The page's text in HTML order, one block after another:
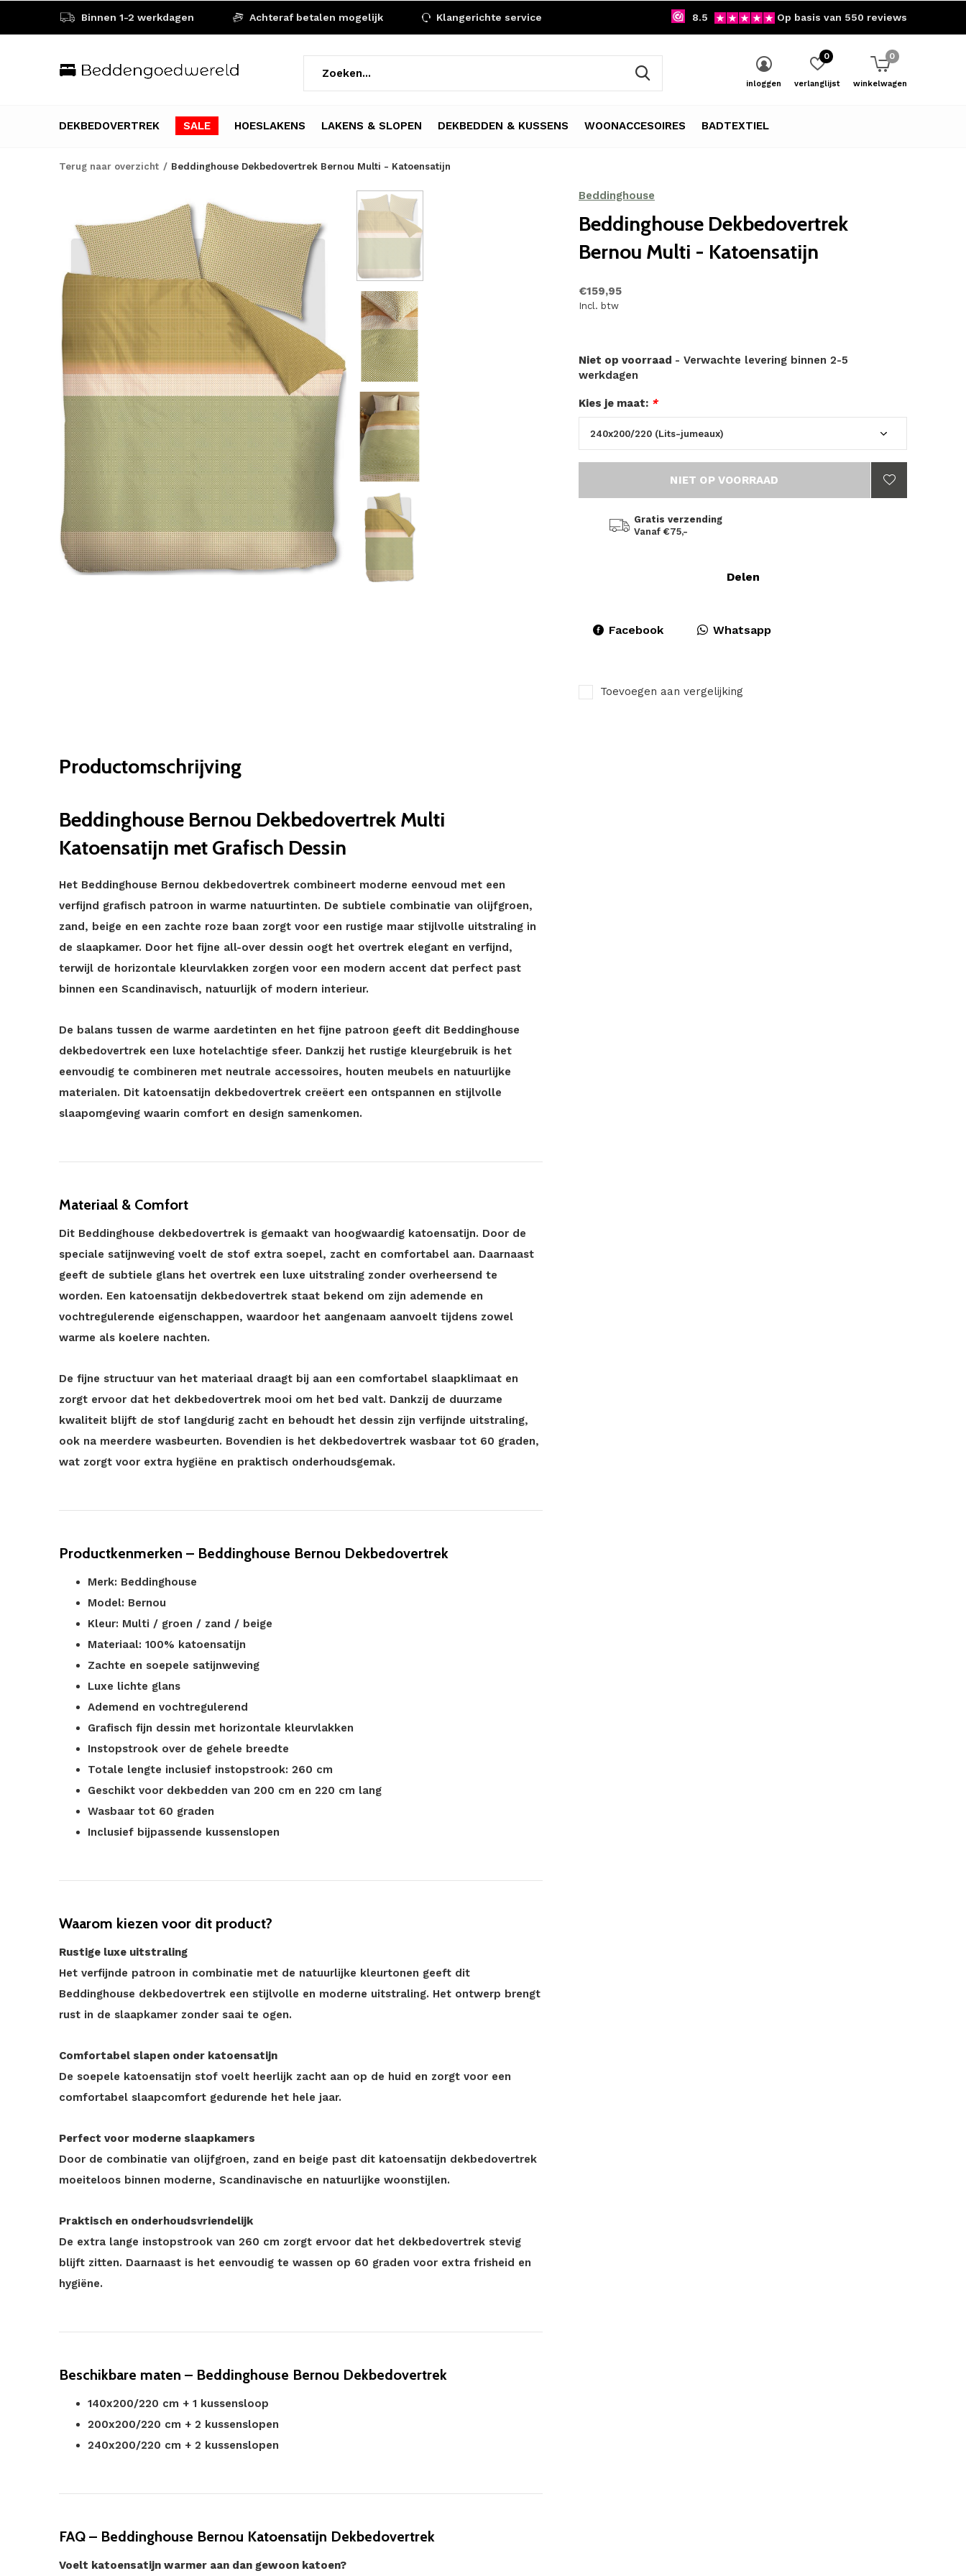
DEKBEDOVERTREK SALE HOESLAKENS LAKENS & SLOPEN DEKBEDDEN & KUSSENS WOONACCESOIRES BADTEXTIEL
inloggen verlanglijst
0
winkelwagen
0
Binnen 1-2 werkdagen Achteraf betalen mogelijk Klangerichte service 8.5 Op basis van 550 reviews
Terug naar overzicht Beddinghouse Dekbedovertrek Bernou Multi - Katoensatijn
Beddinghouse
Beddinghouse Dekbedovertrek
Bernou Multi - Katoensatijn
€159,95
Incl. btw
Niet op voorraad - Verwachte levering binnen 2-5
werkdagen
Kies je maat: *
NIET OP VOORRAAD
Gratis verzending
Vanaf €75,-
Delen
Facebook Whatsapp
Toevoegen aan vergelijking
Productomschrijving
Beddinghouse Bernou Dekbedovertrek Multi
Katoensatijn met Grafisch Dessin
Het Beddinghouse Bernou dekbedovertrek combineert moderne eenvoud met een
verfijnd grafisch patroon in warme natuurtinten. De subtiele combinatie van olijfgroen,
zand, beige en een zachte roze baan zorgt voor een rustige maar stijlvolle uitstraling in
de slaapkamer. Door het fijne all-over dessin oogt het overtrek elegant en verfijnd,
terwijl de horizontale kleurvlakken zorgen voor een modern accent dat perfect past
binnen een Scandinavisch, natuurlijk of modern interieur.
De balans tussen de warme aardetinten en het fijne patroon geeft dit Beddinghouse
dekbedovertrek een luxe hotelachtige sfeer. Dankzij het rustige kleurgebruik is het
eenvoudig te combineren met neutrale accessoires, houten meubels en natuurlijke
materialen. Dit katoensatijn dekbedovertrek creëert een ontspannen en stijlvolle
slaapomgeving waarin comfort en design samenkomen.
Materiaal & Comfort
Dit Beddinghouse dekbedovertrek is gemaakt van hoogwaardig katoensatijn. Door de
speciale satijnweving voelt de stof extra soepel, zacht en comfortabel aan. Daarnaast
geeft de subtiele glans het overtrek een luxe uitstraling zonder overheersend te
worden. Een katoensatijn dekbedovertrek staat bekend om zijn ademende en
vochtregulerende eigenschappen, waardoor het aangenaam aanvoelt tijdens zowel
warme als koelere nachten.
De fijne structuur van het materiaal draagt bij aan een comfortabel slaapklimaat en
zorgt ervoor dat het dekbedovertrek mooi om het bed valt. Dankzij de duurzame
kwaliteit blijft de stof langdurig zacht en behoudt het dessin zijn verfijnde uitstraling,
ook na meerdere wasbeurten. Bovendien is het dekbedovertrek wasbaar tot 60 graden,
wat zorgt voor extra hygiëne en praktisch onderhoudsgemak.
Productkenmerken – Beddinghouse Bernou Dekbedovertrek
Merk: Beddinghouse
Model: Bernou
Kleur: Multi / groen / zand / beige
Materiaal: 100% katoensatijn
Zachte en soepele satijnweving
Luxe lichte glans
Ademend en vochtregulerend
Grafisch fijn dessin met horizontale kleurvlakken
Instopstrook over de gehele breedte
Totale lengte inclusief instopstrook: 260 cm
Geschikt voor dekbedden van 200 cm en 220 cm lang
Wasbaar tot 60 graden
Inclusief bijpassende kussenslopen
Waarom kiezen voor dit product?
Rustige luxe uitstraling
Het verfijnde patroon in combinatie met de natuurlijke kleurtonen geeft dit
Beddinghouse dekbedovertrek een stijlvolle en moderne uitstraling. Het ontwerp brengt
rust in de slaapkamer zonder saai te ogen.
Comfortabel slapen onder katoensatijn
De soepele katoensatijn stof voelt heerlijk zacht aan op de huid en zorgt voor een
comfortabel slaapcomfort gedurende het hele jaar.
Perfect voor moderne slaapkamers
Door de combinatie van olijfgroen, zand en beige past dit katoensatijn dekbedovertrek
moeiteloos binnen moderne, Scandinavische en natuurlijke woonstijlen.
Praktisch en onderhoudsvriendelijk
De extra lange instopstrook van 260 cm zorgt ervoor dat het dekbedovertrek stevig
blijft zitten. Daarnaast is het eenvoudig te wassen op 60 graden voor extra frisheid en
hygiëne.
Beschikbare maten – Beddinghouse Bernou Dekbedovertrek
140x200/220 cm + 1 kussensloop
200x200/220 cm + 2 kussenslopen
240x200/220 cm + 2 kussenslopen
FAQ – Beddinghouse Bernou Katoensatijn Dekbedovertrek
Voelt katoensatijn warmer aan dan gewoon katoen?